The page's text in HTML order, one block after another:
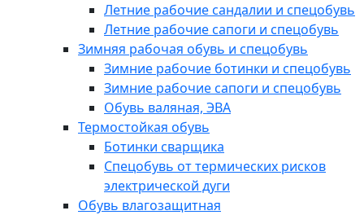
Летние рабочие сандалии и спецобувь
Летние рабочие сапоги и спецобувь
Зимняя рабочая обувь и спецобувь
Зимние рабочие ботинки и спецобувь
Зимние рабочие сапоги и спецобувь
Обувь валяная, ЭВА
Термостойкая обувь
Ботинки сварщика
Спецобувь от термических рисков
электрической дуги
Обувь влагозащитная